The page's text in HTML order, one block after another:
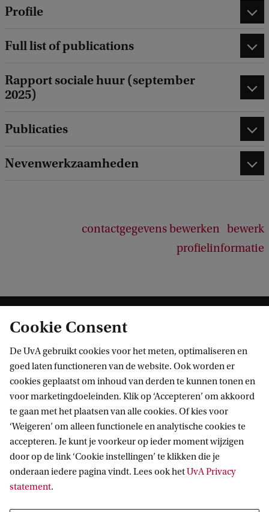
Profile
Full list of publications
Rapport sociale huur (september
2025)
Publicaties
Nevenwerkzaamheden
contactgegevens bewerken bewerk
profielinformatie
Informatie voor
Bachelorstudiekiezers
Masterstudiekiezers
UvA-studenten
Medewerkers
Journalisten
Alumni
Direct naar
Webmail
Bibliotheek
Vacatures
Contact
Cookie Consent
De UvA gebruikt cookies voor het meten, optimaliseren en
goed laten functioneren van de website. Ook worden er
cookies geplaatst om inhoud van derden te kunnen tonen en
voor marketingdoeleinden. Klik op ‘Accepteren’ om akkoord
te gaan met het plaatsen van alle cookies. Of kies voor
‘Weigeren’ om alleen functionele en analytische cookies te
accepteren. Je kunt je voorkeur op ieder moment wijzigen
door op de link ‘Cookie instellingen’ te klikken die je
onderaan iedere pagina vindt. Lees ook hetUvA Privacy
statement.